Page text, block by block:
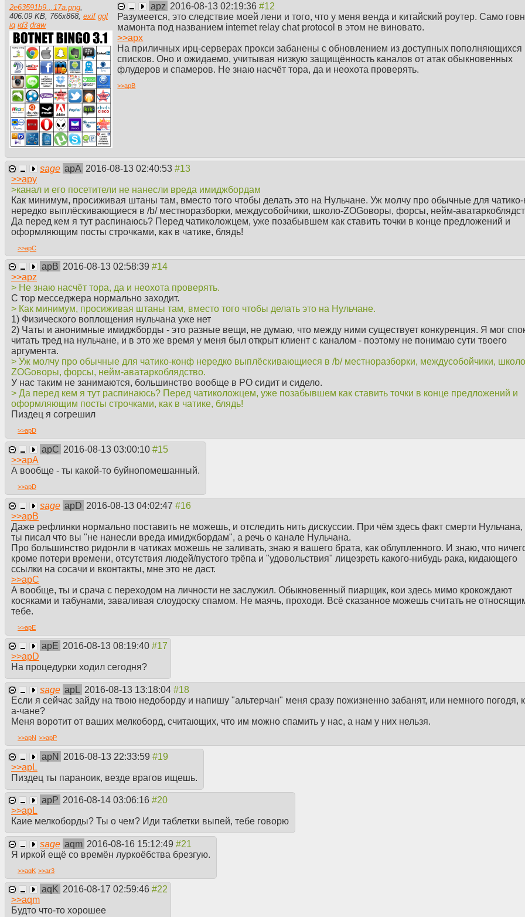
2e63591b9...17a.png
406.09 KB 766x868 exif ggl
iq id3 draw
apz 2016-08-13 02:19:36
Разумеется, это следствие моей лени и того, что у меня венда и китайский роутер. Само
мамонта под названием internet relay chat protocol в этом не виновато.
>>apx
На приличных ирц-серверах прокси забанены с обновлением из доступных пополняющихся
списков. Оно и ожидаемо, учитывая низкую защищённость каналов от атак обыкновенных
флудеров и спамеров. Не знаю насчёт тора, да и неохота проверять.
>>apB
sage apA 2016-08-13 02:40:53
>>apy
>канал и его посетители не нанесли вреда имиджбордам
Как минимум, просиживая штаны там, вместо того чтобы делать это на Нульчане. Уж молчу про обычные для
нередко выплёскивающиеся в /b/ местноразборки, междусобойчики, школо-ZOGоворы, форсы, нейм-
Да перед кем я тут распинаюсь? Перед чатиколожцем, уже позабывшем как ставить точки в конце предложений и
оформляющим посты строчками, как в чатике, блядь!
>>apC
apB 2016-08-13 02:58:39
>>apz
> Не знаю насчёт тора, да и неохота проверять.
С тор месседжера нормально заходит.
> Как минимум, просиживая штаны там, вместо того чтобы делать это на Нульчане.
1) Физического воплощения нульчана уже нет
2) Чаты и анонимные имиджборды - это разные вещи, не думаю, что между ними существует конкуренция. Я мог
читать тред на нульчане, и в это же время у меня был открыт клиент с каналом - поэтому не понимаю сути твоего
аргумента.
> Уж молчу про обычные для чатико-конф нередко выплёскивающиеся в /b/ местноразборки, междусобойчики,
ZOGоворы, форсы, нейм-аватаркоблядство.
У нас таким не занимаются, большинство вообще в РО сидит и сидело.
> Да перед кем я тут распинаюсь? Перед чатиколожцем, уже позабывшем как ставить точки в конце предложений и
оформляющим посты строчками, как в чатике, блядь!
Пиздец я согрешил
>>apD
apC 2016-08-13 03:00:10
>>apA
А вообще - ты какой-то буйнопомешанный.
>>apD
sage apD 2016-08-13 04:02:47
>>apB
Даже рефлинки нормально поставить не можешь, и отследить нить дискуссии. При чём здесь факт смерти Нульчана,
ты писал что вы "не нанесли вреда имиджбордам", а речь о канале Нульчана.
Про большинство ридонли в чатиках можешь не заливать, знаю я вашего брата, как облупленного. И знаю, что
кроме потери времени, отсутствия людей/пустого трёпа и "удовольствия" лицезреть какого-нибудь рака, кидающего
ссылки на сосачи и вконтакты, мне это не даст.
>>apC
А вообще, ты и срача с переходом на личности не заслужил. Обыкновенный пиарщик, кои здесь мимо крокождают
косяками и табунами, заваливая слоудоску спамом. Не маячь, проходи. Всё сказанное можешь считать не
тебе.
>>apE
apE 2016-08-13 08:19:40
>>apD
На процедурки ходил сегодня?
sage apL 2016-08-13 13:18:04
Если я сейчас зайду на твою недоборду и напишу "альтерчан" меня сразу пожизненно забанят, или немного погодя,
а-чане?
Меня воротит от ваших мелкоборд, считающих, что им можно спамить у нас, а нам у них нельзя.
>>apN >>apP
apN
2016-08-13 22:33:59
>>apL
Пиздец ты параноик, везде врагов ищешь.
apP 2016-08-14 03:06:16
>>apL
Каие мелкоборды? Ты о чем? Иди таблетки выпей, тебе говорю
sage aqm 2016-08-16 15:12:49
Я иркой ещё со времён луркоёбства брезгую.
>>aqK >>ar3
aqK 2016-08-17 02:59:46
>>aqm
Будто что-то хорошее